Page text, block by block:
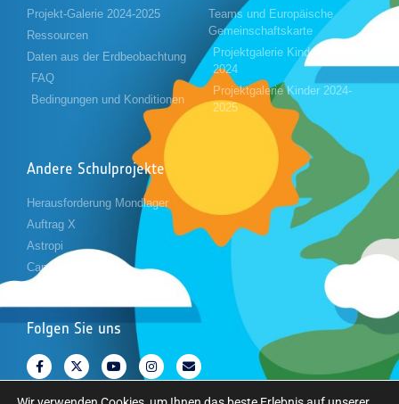
Projekt-Galerie 2024-2025
Ressourcen
Daten aus der Erdbeobachtung
FAQ
Bedingungen und Konditionen
Teams und Europäische
Gemeinschaftskarte
Projektgalerie Kinder 2023-
2024
Projektgalerie Kinder 2024-
2025
Andere Schulprojekte
Herausforderung Mondlager
Auftrag X
Astropi
Cansat
Folgen Sie uns